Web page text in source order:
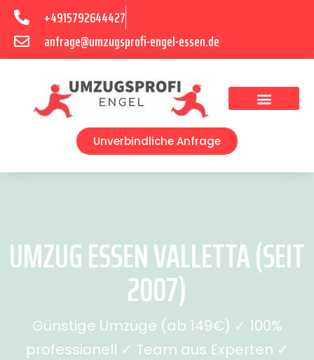
+4915792644427
anfrage@umzugsprofi-engel-essen.de
Unverbindliche Anfrage
UMZUG ESSEN VALLETTA (SEIT
2007)
Günstige Umzüge (ab 149€) ✓ 100%
professionell ✓ Team aus Experten ✓